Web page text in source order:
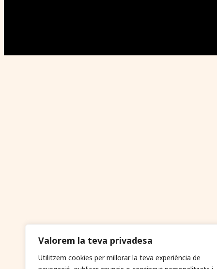
Valorem la teva privadesa
Utilitzem cookies per millorar la teva experiència de